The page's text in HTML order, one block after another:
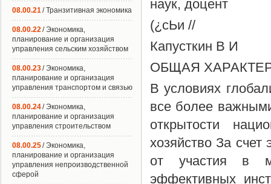
наук, доцент
(¿сЬи //
Капусткин В И
ОБЩАЯ
В условиях
все более
открытости
хозяйство За счет
от участия в
эффективных
08.00.21/ Транзитивная экономика
08.00.22/ Экономика,
планирование и организация
управления сельским хозяйством
08.00.23/ Экономика,
планирование и организация
управления транспортом и связью
08.00.24/ Экономика,
планирование и организация
управления строительством
08.00.25/ Экономика,
планирование и организация
управления непроизводственной
сферой